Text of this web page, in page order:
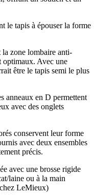
le tapis à épouser la forme
zone lombaire anti-
optimaux. Avec une
être le tapis semi le plus
anneaux en D permettent
avec des onglets
conservent leur forme
avec deux ensembles
précis.
avec une brosse rigide
laine ou à la main
LeMieux)